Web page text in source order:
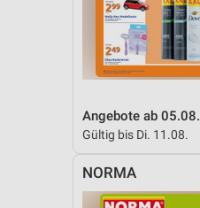
Angebote ab 05.08.
Gültig bis Di. 11.08.
NORMA
Nicht-IAB-Verarbeitungszwecke:
Performance
Funktional